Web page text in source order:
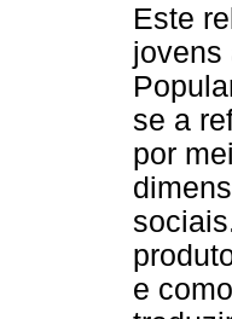
Este
jovens
se a
por
e